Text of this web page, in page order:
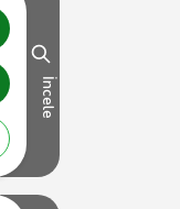
İncele